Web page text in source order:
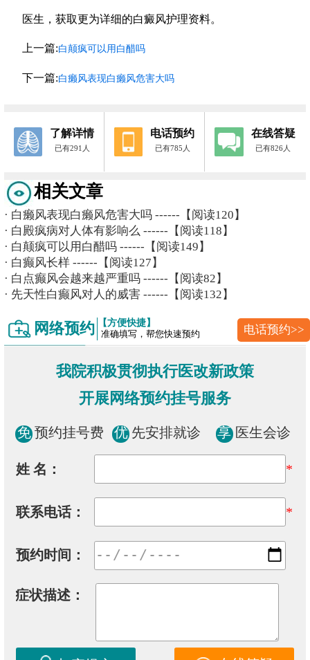
医生，获取更为详细的白癜风护理资料。
上一篇:白颠疯可以用白醋吗
下一篇:白癞风表现白癞风危害大吗
了解详情
已有291人
电话预约
已有785人
在线答疑
已有826人
相关文章
· 白癞风表现白癞风危害大吗 ------【阅读120】
· 白殿疯病对人体有影响么 ------【阅读118】
· 白颠疯可以用白醋吗 ------【阅读149】
· 白癫风长样 ------【阅读127】
· 白点癫风会越来越严重吗 ------【阅读82】
· 先天性白癫风对人的威害 ------【阅读132】
网络预约 【方便快捷】
准确填写，帮您快速预约 电话预约>>
我院积极贯彻执行医改新政策
开展网络预约挂号服务
免 预约挂号费 优 先安排就诊 享 医生会诊
姓 名： *
联系电话： *
预约时间：
症状描述：